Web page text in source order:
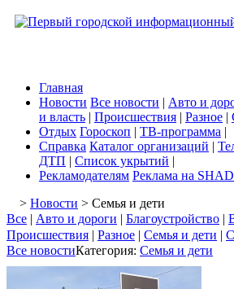
Главная
Новости Все новости | Авто и
и власть | Происшествия | Разное |
Отдых Гороскоп | ТВ-программа |
Справка Каталог организаций |
ДТП | Список укрытий |
Рекламодателям Реклама на
> Новости > Семья и дети
Все | Авто и дороги | Благоустройство |
Происшествия | Разное | Семья и дети |
Все новостиКатегория: Семья и дети